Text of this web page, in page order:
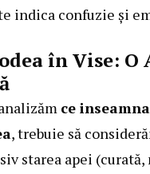
indica confuzie și
în Vise: O
ce
, trebuie să
starea apei (curată,